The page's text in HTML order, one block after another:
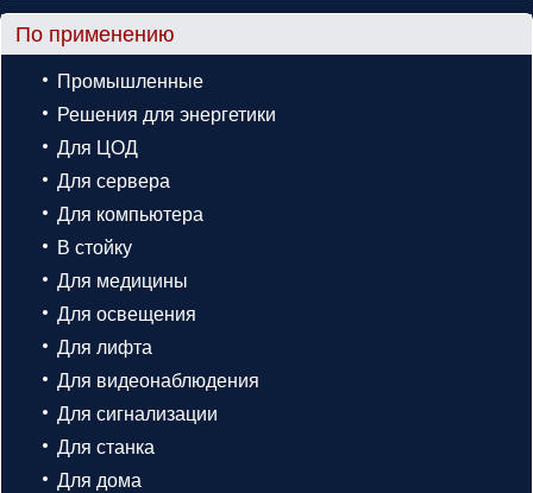
По применению
Промышленные
Решения для энергетики
Для ЦОД
Для сервера
Для компьютера
В стойку
Для медицины
Для освещения
Для лифта
Для видеонаблюдения
Для сигнализации
Для станка
Для дома